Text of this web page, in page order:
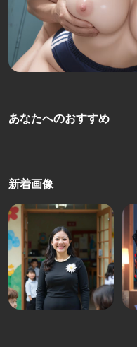
あなたへのおすすめ
新着画像